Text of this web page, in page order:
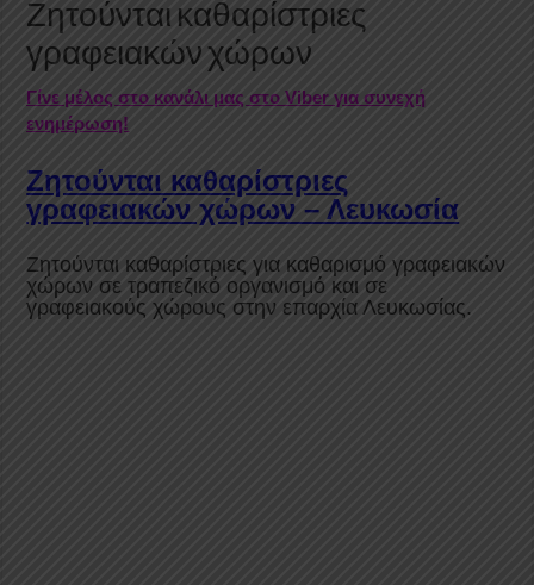
Ζητούνται καθαρίστριες
γραφειακών χώρων
Γίνε μέλος στο κανάλι μας στο Viber για συνεχή
ενημέρωση!
Ζητούνται καθαρίστριες
γραφειακών χώρων – Λευκωσία
Ζητούνται καθαρίστριες για καθαρισμό γραφειακών
χώρων σε τραπεζικό οργανισμό και σε
γραφειακούς χώρους στην επαρχία Λευκωσίας.